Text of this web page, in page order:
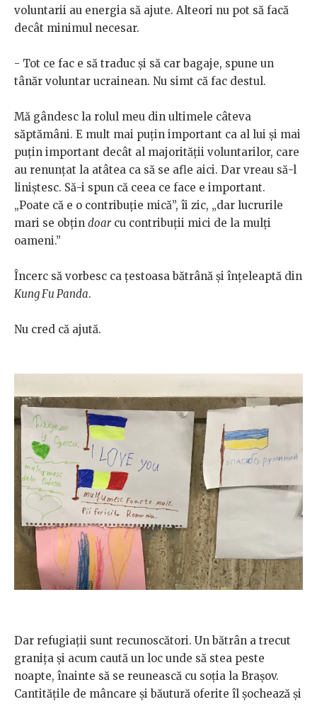
voluntarii au energia să ajute. Alteori nu pot să facă
decât minimul necesar.
- Tot ce fac e să traduc și să car bagaje, spune un
tânăr voluntar ucrainean. Nu simt că fac destul.
Mă gândesc la rolul meu din ultimele câteva
săptămâni. E mult mai puțin important ca al lui și mai
puțin important decât al majorității voluntarilor, care
au renunțat la atâtea ca să se afle aici. Dar vreau să-l
liniștesc. Să-i spun că ceea ce face e important.
„Poate că e o contribuție mică”, îi zic, „dar lucrurile
mari se obțin doarcu contribuții mici de la mulți
oameni.”
Încerc să vorbesc ca țestoasa bătrână și înțeleaptă din
Kung Fu Panda.
Nu cred că ajută.
Dar refugiații sunt recunoscători. Un bătrân a trecut
granița și acum caută un loc unde să stea peste
noapte, înainte să se reunească cu soția la Brașov.
Cantitățile de mâncare și băutură oferite îl șochează și